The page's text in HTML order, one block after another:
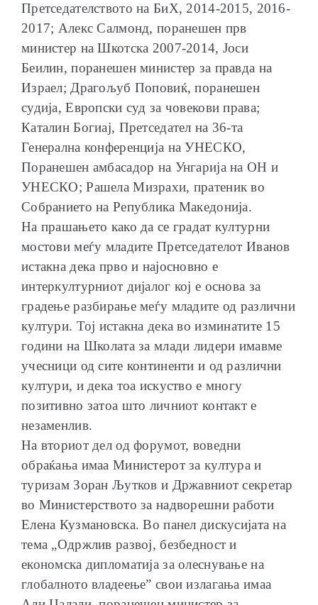
Претседателството на БиХ, 2014-2015, 2016-
2017; Алекс Салмонд, поранешен прв
министер на Шкотска 2007-2014, Јоси
Беилин, поранешен министер за правда на
Израел; Драгољуб Поповиќ, поранешен
судија, Европски суд за човекови права;
Каталин Богиај, Претседател на 36-та
Генерална конференција на УНЕСКО,
Поранешен амбасадор на Унгарија на ОН и
УНЕСКО; Рашела Мизрахи, пратеник во
Собранието на Република Македонија.
На прашањето како да се градат културни
мостови меѓу младите Претседателот Иванов
истакна дека прво и најосновно е
интеркултурниот дијалог кој е основа за
градење разбирање меѓу младите од различни
култури. Тој истакна дека во изминатите 15
години на Школата за млади лидери имавме
учесници од сите континенти и од различни
култури, и дека тоа искуство е многу
позитивно затоа што личниот контакт е
незаменлив.
На вториот дел од форумот, воведни
обраќања имаа Министерот за култура и
туризам Зоран Љутков и Државниот секретар
во Министерството за надворешни работи
Елена Кузмановска. Во панел дискусијата на
тема „Одржлив развој, безбедност и
економска дипломатија за олеснување на
глобалното владеење” свои излагања имаа